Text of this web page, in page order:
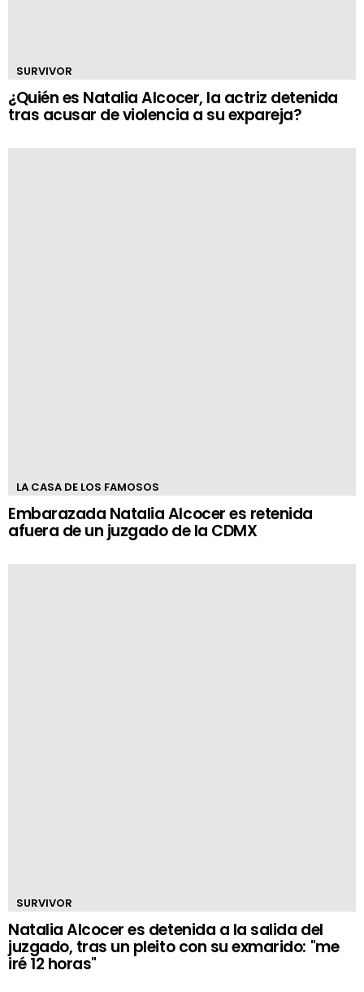
SURVIVOR
¿Quién es Natalia Alcocer, la actriz detenida
tras acusar de violencia a su expareja?
LA CASA DE LOS FAMOSOS
Embarazada Natalia Alcocer es retenida
afuera de un juzgado de la CDMX
SURVIVOR
Natalia Alcocer es detenida a la salida del
juzgado, tras un pleito con su exmarido: "me
iré 12 horas"